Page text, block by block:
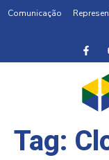
Comunicação
Tag: